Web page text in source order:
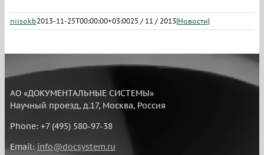
niisokb2013-11-25T00:00:00+03:0025 / 11 / 2013|Новости|
АО «ДОКУМЕНТАЛЬНЫЕ СИСТЕМЫ»
Научный проезд, д.17, Москва, Россия
Phone: +7 (495) 580-97-38
Email: info@docsystem.ru